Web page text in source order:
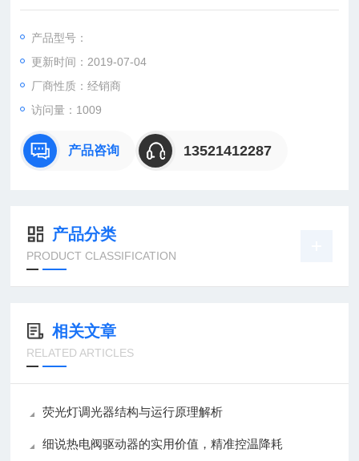
：
：曹
：
直销德国欧洲机电工控设备配件
国及欧洲生产的各类工控机电设备、仪器仪表、零配件，保证*。
公司
产品型号：
更新时间：2019-07-04
厂商性质：经销商
访问量：1009
产品咨询 13521412287
产品分类
PRODUCT CLASSIFICATION
相关文章
RELATED ARTICLES
荧光灯调光器结构与运行原理解析
细说热电阀驱动器的实用价值，精准控温降耗